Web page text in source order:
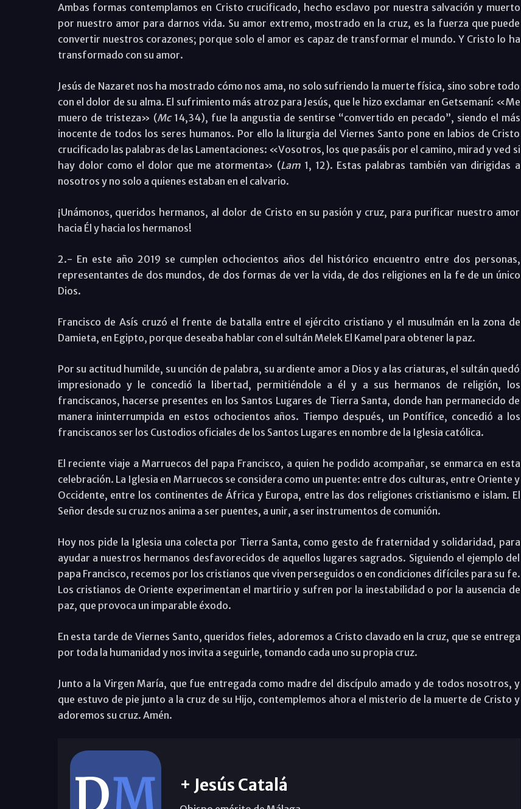
Ambas formas contemplamos en Cristo crucificado, hecho esclavo por nuestra salvación y muerto
por nuestro amor para darnos vida. Su amor extremo, mostrado en la cruz, es la fuerza que puede
convertir nuestros corazones; porque solo el amor es capaz de transformar el mundo. Y Cristo lo ha
transformado con su amor.
Jesús de Nazaret nos ha mostrado cómo nos ama, no solo sufriendo la muerte física, sino sobre todo
con el dolor de su alma. El sufrimiento más atroz para Jesús, que le hizo exclamar en Getsemaní: «Me
muero de tristeza» (Mc14,34), fue la angustia de sentirse “convertido en pecado”, siendo el más
inocente de todos los seres humanos. Por ello la liturgia del Viernes Santo pone en labios de Cristo
crucificado las palabras de las Lamentaciones: «Vosotros, los que pasáis por el camino, mirad y ved si
hay dolor como el dolor que me atormenta» (Lam 1, 12). Estas palabras también van dirigidas a
nosotros y no solo a quienes estaban en el calvario.
¡Unámonos, queridos hermanos, al dolor de Cristo en su pasión y cruz, para purificar nuestro amor
hacia Él y hacia los hermanos!
2.- En este año 2019 se cumplen ochocientos años del histórico encuentro entre dos personas,
representantes de dos mundos, de dos formas de ver la vida, de dos religiones en la fe de un único
Dios.
Francisco de Asís cruzó el frente de batalla entre el ejército cristiano y el musulmán en la zona de
Damieta, en Egipto, porque deseaba hablar con el sultán Melek El Kamel para obtener la paz.
Por su actitud humilde, su unción de palabra, su ardiente amor a Dios y a las criaturas, el sultán quedó
impresionado y le concedió la libertad, permitiéndole a él y a sus hermanos de religión, los
franciscanos, hacerse presentes en los Santos Lugares de Tierra Santa, donde han permanecido de
manera ininterrumpida en estos ochocientos años. Tiempo después, un Pontífice, concedió a los
franciscanos ser los Custodios oficiales de los Santos Lugares en nombre de la Iglesia católica.
El reciente viaje a Marruecos del papa Francisco, a quien he podido acompañar, se enmarca en esta
celebración. La Iglesia en Marruecos se considera como un puente: entre dos culturas, entre Oriente y
Occidente, entre los continentes de África y Europa, entre las dos religiones cristianismo e islam. El
Señor desde su cruz nos anima a ser puentes, a unir, a ser instrumentos de comunión.
Hoy nos pide la Iglesia una colecta por Tierra Santa, como gesto de fraternidad y solidaridad, para
ayudar a nuestros hermanos desfavorecidos de aquellos lugares sagrados. Siguiendo el ejemplo del
papa Francisco, recemos por los cristianos que viven perseguidos o en condiciones difíciles para su fe.
Los cristianos de Oriente experimentan el martirio y sufren por la inestabilidad o por la ausencia de
paz, que provoca un imparable éxodo.
En esta tarde de Viernes Santo, queridos fieles, adoremos a Cristo clavado en la cruz, que se entrega
por toda la humanidad y nos invita a seguirle, tomando cada uno su propia cruz.
Junto a la Virgen María, que fue entregada como madre del discípulo amado y de todos nosotros, y
que estuvo de pie junto a la cruz de su Hijo, contemplemos ahora el misterio de la muerte de Cristo y
adoremos su cruz. Amén.
+ Jesús Catalá